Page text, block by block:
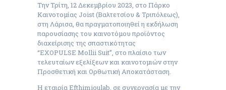
Την Τρίτη, 12 Δεκεμβρίου 2023, στο Πάρκο
Καινοτομίας Joist (Βαλτετσίου & Τριπόλεως),
στη Λάρισα, θα πραγματοποιηθεί η εκδήλωση
παρουσίασης του καινοτόμου προϊόντος
διαχείρισης της σπαστικότητας
“EXOPULSE Mollii Suit”, στο πλαίσιο των
τελευταίων εξελίξεων και καινοτομιών στην
Προσθετική και Ορθωτική Αποκατάσταση.
Η εταιρία Efthimioulab, σε συνεργασία με την